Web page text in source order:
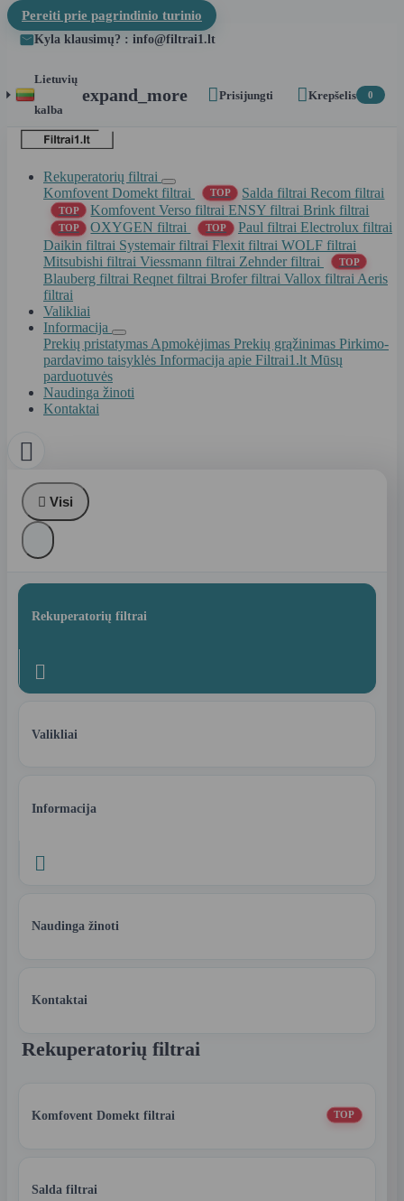
Pereiti prie pagrindinio turinio
Kyla klausimų? : info@filtrai1.lt
Lietuvių
kalba
expand_more Prisijungti Krepšelis 0
Rekuperatorių filtrai
Komfovent Domekt filtrai
TOP Salda filtraiRecom filtrai
TOP Komfovent Verso filtraiENSY filtraiBrink filtrai
TOP OXYGEN filtrai TOP Paul filtrai Electrolux filtrai
Daikin filtrai Systemair filtrai Flexit filtrai WOLF filtrai
Mitsubishi filtrai Viessmann filtrai Zehnder filtrai TOP
Blauberg filtrai Reqnet filtrai Brofer filtrai Vallox filtrai Aeris
filtrai
Valikliai
Informacija
Prekių pristatymas Apmokėjimas Prekių grąžinimas Pirkimo-
pardavimo taisyklės Informacija apie Filtrai1.lt Mūsų
parduotuvės
Naudinga žinoti
Kontaktai

 Visi
Rekuperatorių filtrai

Valikliai
Informacija

Naudinga žinoti
Kontaktai
Rekuperatorių filtrai
Komfovent Domekt filtrai TOP
Salda filtrai